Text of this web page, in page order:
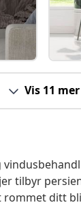
Vis 11 mer
tilbyr
rommet ditt